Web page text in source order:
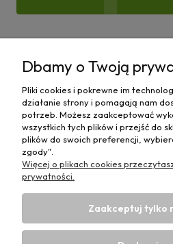
Moje konto
Płatności i dostawa
Informacje
O nas
Dbamy o Twoją
Pliki cookies i pokrewne im
działanie strony i pomagają nam
potrzeb. Możesz zaakceptować
wszystkich tych plików i przejść do
plików do swoich preferencji,
zgody".
Więcej o plikach cookies
prywatności.
Zaakceptuj tylko